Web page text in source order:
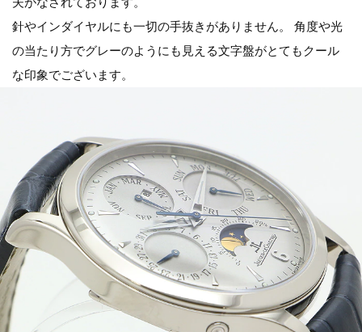
針やインダイヤルにも一切の手抜きがありません。 角度や光
の当たり方でグレーのようにも見える文字盤がとてもクール
な印象でございます。